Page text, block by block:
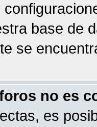
base de
se
no es
es